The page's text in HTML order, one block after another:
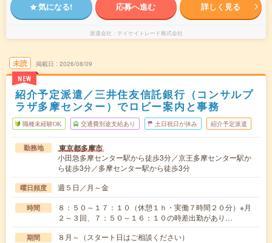
気になる! 応募へ進む 詳しく見る
派遣会社 テイケイトレード株式会社
未読
NEW
掲載日 2026/08/09
紹介予定派遣／三井住友信託銀行（コンサルプ
ラザ多摩センター）でロビー案内と事務
職種未経験OK 交通費別途支給あり 土日祝日が休み 紹介予定派遣
勤務地 東京都多摩市
小田急多摩センター駅から徒歩3分／京王多摩センター駅か
ら徒歩3分／多摩センター駅から徒歩3分
曜日頻度 週５日／月～金
時間
８：５０～１７：１０（休憩１ｈ・実働７時間２０分）※月
２～３回、７：５０～１６：１０の時差出勤があり…
期間 ８月～（スタート日はご相談ください）